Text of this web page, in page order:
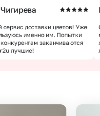
доставки цветов! Уже
именно им. Попытки
конкурентам заканчиваются
лучшие!